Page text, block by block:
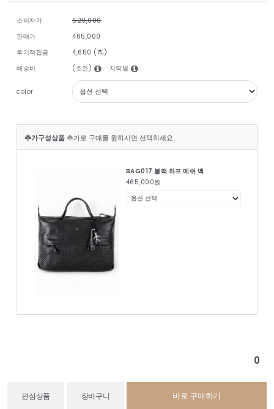
소비자가
520,000
판매가
465,000
후기적립금
4,650 (1%)
배송비
(조건) 지역별
color
추가구성상품 추가로 구매를 원하시면 선택하세요.
BAG017 블랙 하프 메쉬 백
465,000원
0
관심상품 장바구니 바로 구매하기